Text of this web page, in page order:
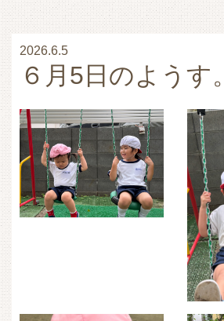
2026.6.5
６月5日のようす。